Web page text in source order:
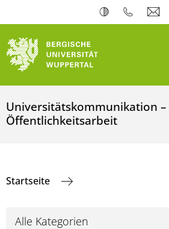
Universitätskommunikation –
Öffentlichkeitsarbeit
Startseite